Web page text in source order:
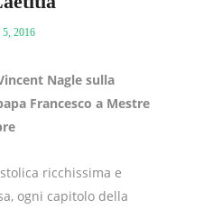
5, 2016
Nagle sulla
Francesco a Mestre
ricchissima e
ogni capitolo della